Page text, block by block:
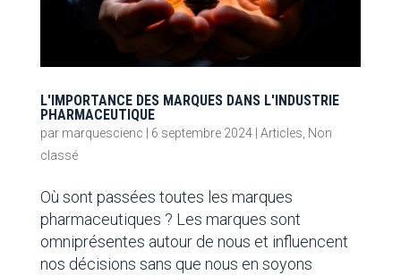
L'IMPORTANCE DES MARQUES DANS L'INDUSTRIE
PHARMACEUTIQUE
par marquescienc | 6 septembre 2024| Articles Non
classé
Où sont passées toutes les marques
pharmaceutiques ? Les marques sont
omniprésentes autour de nous et influencent
nos décisions sans que nous en soyons